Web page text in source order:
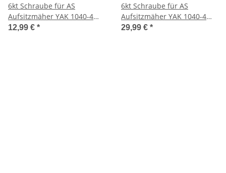
6kt Schraube für AS
Aufsitzmäher YAK 1040-4
WD
12,99 € *
6kt Schraube für AS
Aufsitzmäher YAK 1040-4
WD
29,99 € *